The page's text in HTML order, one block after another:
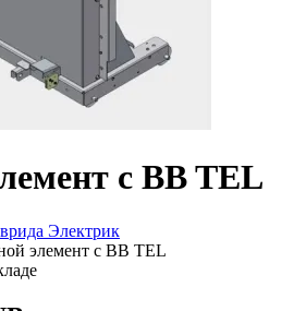
с BB TEL
Электрик
элемент с BB TEL